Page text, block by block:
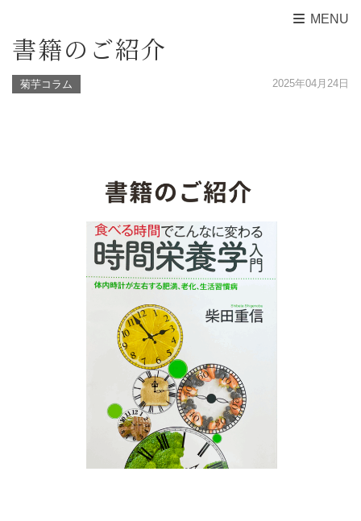
MENU
書籍のご紹介
菊芋コラム 2025年04月24日